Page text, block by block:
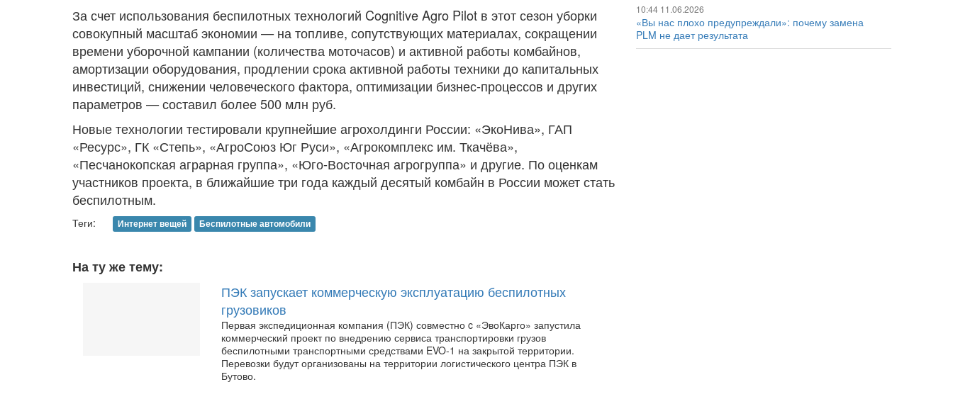
За счет использования беспилотных технологий Cognitive Agro Pilot в этот сезон уборки
совокупный масштаб экономии — на топливе, сопутствующих материалах, сокращении
времени уборочной кампании (количества моточасов) и активной работы комбайнов,
амортизации оборудования, продлении срока активной работы техники до капитальных
инвестиций, снижении человеческого фактора, оптимизации бизнес-процессов и других
параметров — составил более 500 млн руб.
Новые технологии тестировали крупнейшие агрохолдинги России: «ЭкоНива», ГАП
«Ресурс», ГК «Степь», «АгроСоюз Юг Руси», «Агрокомплекс им. Ткачёва»,
«Песчанокопская аграрная группа», «Юго-Восточная агрогруппа» и другие. По оценкам
участников проекта, в ближайшие три года каждый десятый комбайн в России может стать
беспилотным.
Теги: Интернет вещей Беспилотные автомобили
На ту же тему:
ПЭК запускает коммерческую эксплуатацию беспилотных
грузовиков
Первая экспедиционная компания (ПЭК) совместно c «ЭвоКарго» запустила
коммерческий проект по внедрению сервиса транспортировки грузов
беспилотными транспортными средствами EVO-1 на закрытой территории.
Перевозки будут организованы на территории логистического центра ПЭК в
Бутово.
10:44 11.06.2026
«Вы нас плохо предупреждали»: почему замена
PLM не дает результата